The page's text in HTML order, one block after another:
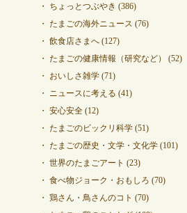
ちょっとつぶやき (386)
たまごの海外ニュース (76)
飲食店さまへ(127)
たまごの健康情報（研究など）
(52)
おいしさ雑学(71)
ニュースに考える (41)
安心安全(12)
たまごのビックリ科学(51)
たまごの歴史・文学・文化学(101)
世界のたまごアート (23)
食べ物ジョーク・おもしろ (70)
鶏さん・鳥さんのコト (70)